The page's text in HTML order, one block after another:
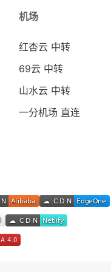
机场
红杏云 中转
69云 中转
山水云 中转
一分机场 直连